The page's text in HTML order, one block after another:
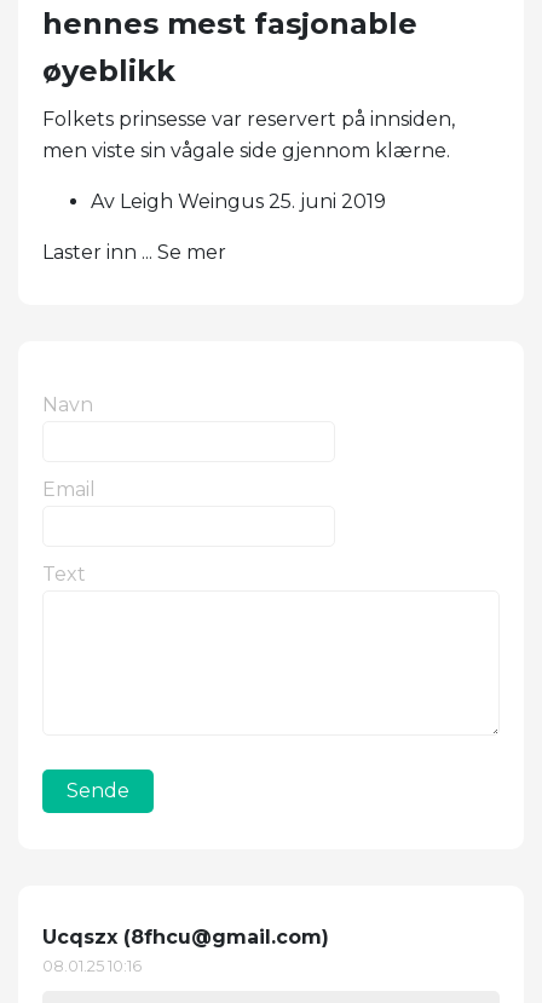
hennes mest fasjonable
øyeblikk
Folkets prinsesse var reservert på innsiden,
men viste sin vågale side gjennom klærne.
Av Leigh Weingus 25. juni 2019
Laster inn ... Se mer
Navn
Email
Text
Sende
Ucqszx (8fhcu@gmail.com)
08.01.25 10:16